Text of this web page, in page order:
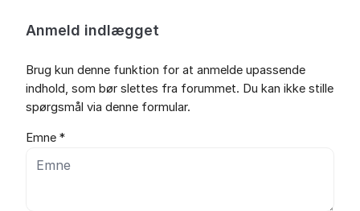
Anmeld indlægget
Brug kun denne funktion for at anmelde upassende
indhold, som bør slettes fra forummet. Du kan ikke stille
spørgsmål via denne formular.
Emne *